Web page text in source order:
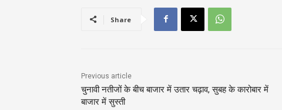
Share
Previous article
चुनावी नतीजों के बीच बाजार में उतार चढ़ाव, सुबह के कारोबार में
बाजार में सुस्ती